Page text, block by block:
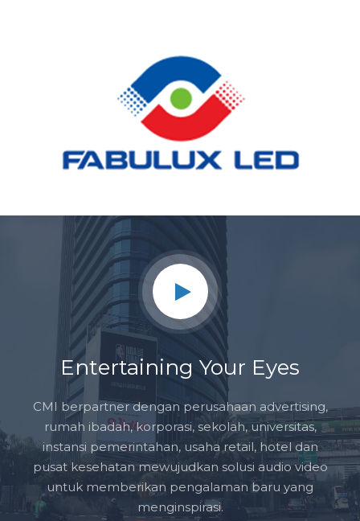
Entertaining Your Eyes
CMI berpartner dengan perusahaan advertising,
rumah ibadah, korporasi, sekolah, universitas,
instansi pemerintahan, usaha retail, hotel dan
pusat kesehatan mewujudkan solusi audio video
untuk memberikan pengalaman baru yang
menginspirasi.